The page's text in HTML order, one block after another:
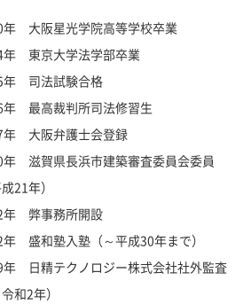
年 大阪星光学院高等学校卒業
年 東京大学法学部卒業
年 司法試験合格
年 最高裁判所司法修習生
年 大阪弁護士会登録
年 滋賀県長浜市建築審査委員会委員
21年）
年 弊事務所開設
盛和塾入塾（～平成30年まで）
年 日精テクノロジー株式会社社外監査
和2年）